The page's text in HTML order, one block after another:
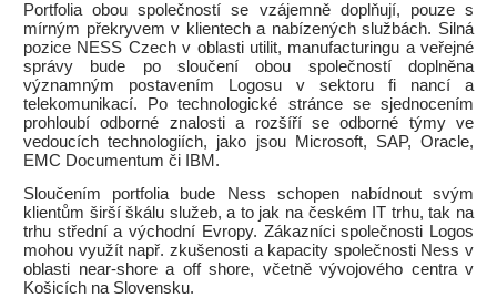
Portfolia obou společností se vzájemně doplňují, pouze s
mírným překryvem v klientech a nabízených službách. Silná
pozice NESS Czech v oblasti utilit, manufacturingu a veřejné
správy bude po sloučení obou společností doplněna
významným postavením Logosu v sektoru fi nancí a
telekomunikací. Po technologické stránce se sjednocením
prohloubí odborné znalosti a rozšíří se odborné týmy ve
vedoucích technologiích, jako jsou Microsoft, SAP, Oracle,
EMC Documentum či IBM.
Sloučením portfolia bude Ness schopen nabídnout svým
klientům širší škálu služeb, a to jak na českém IT trhu, tak na
trhu střední a východní Evropy. Zákazníci společnosti Logos
mohou využít např. zkušenosti a kapacity společnosti Ness v
oblasti near-shore a off shore, včetně vývojového centra v
Košicích na Slovensku.